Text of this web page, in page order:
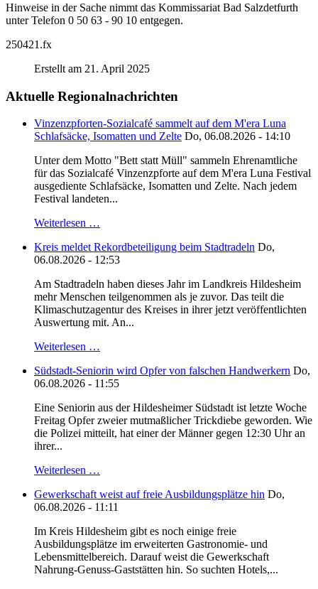
Hinweise in der Sache nimmt das Kommissariat Bad Salzdetfurth
unter Telefon 0 50 63 - 90 10 entgegen.
250421.fx
Erstellt am 21. April 2025
Aktuelle Regionalnachrichten
Vinzenzpforten-Sozialcafé sammelt auf dem M'era Luna
Schlafsäcke, Isomatten und Zelte Do, 06.08.2026 - 14:10
Unter dem Motto "Bett statt Müll" sammeln Ehrenamtliche
für das Sozialcafé Vinzenzpforte auf dem M'era Luna Festival
ausgediente Schlafsäcke, Isomatten und Zelte. Nach jedem
Festival landeten...
Weiterlesen …
Kreis meldet Rekordbeteiligung beim Stadtradeln Do,
06.08.2026 - 12:53
Am Stadtradeln haben dieses Jahr im Landkreis Hildesheim
mehr Menschen teilgenommen als je zuvor. Das teilt die
Klimaschutzagentur des Kreises in ihrer jetzt veröffentlichten
Auswertung mit. An...
Weiterlesen …
Südstadt-Seniorin wird Opfer von falschen Handwerkern Do,
06.08.2026 - 11:55
Eine Seniorin aus der Hildesheimer Südstadt ist letzte Woche
Freitag Opfer zweier mutmaßlicher Trickdiebe geworden. Wie
die Polizei mitteilt, hat einer der Männer gegen 12:30 Uhr an
ihrer...
Weiterlesen …
Gewerkschaft weist auf freie Ausbildungsplätze hin Do,
06.08.2026 - 11:11
Im Kreis Hildesheim gibt es noch einige freie
Ausbildungsplätze im erweiterten Gastronomie- und
Lebensmittelbereich. Darauf weist die Gewerkschaft
Nahrung-Genuss-Gaststätten hin. So suchten Hotels,...